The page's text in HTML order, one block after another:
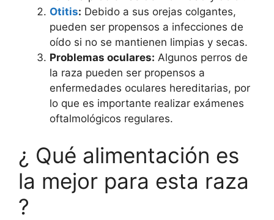
Otitis: Debido a sus orejas colgantes,
pueden ser propensos a infecciones de
oído si no se mantienen limpias y secas.
Problemas oculares: Algunos perros de
la raza pueden ser propensos a
enfermedades oculares hereditarias, por
lo que es importante realizar exámenes
oftalmológicos regulares.
¿ Qué alimentación es
la mejor para esta raza
?